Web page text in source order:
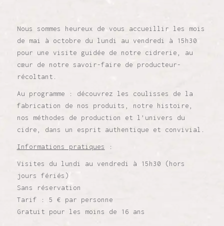
Nous sommes heureux de vous accueillir les mois
de mai à octobre du lundi au vendredi à 15h30
pour une visite guidée de notre cidrerie, au
cœur de notre savoir-faire de producteur-
récoltant.
Au programme : découvrez les coulisses de la
fabrication de nos produits, notre histoire,
nos méthodes de production et l’univers du
cidre, dans un esprit authentique et convivial.
Informations pratiques :
Visites du lundi au vendredi à 15h30 (hors
jours fériés)
Sans réservation
Tarif : 5 € par personne
Gratuit pour les moins de 16 ans